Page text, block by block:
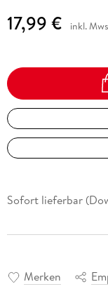
17,99 € inkl.
Sofort lieferbar
Merken